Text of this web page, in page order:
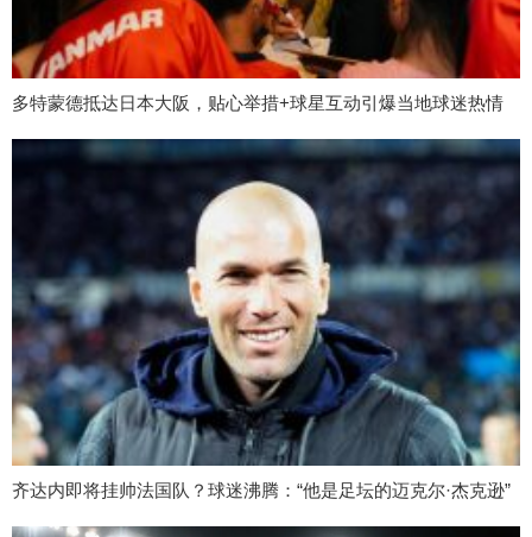
多特蒙德抵达日本大阪，贴心举措+球星互动引爆当地球迷热情
齐达内即将挂帅法国队？球迷沸腾：“他是足坛的迈克尔·杰克逊”